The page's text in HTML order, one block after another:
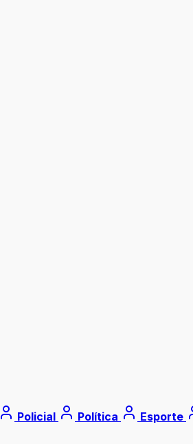
Policial Política Esporte